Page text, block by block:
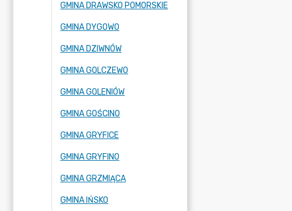
GMINA DRAWSKO POMORSKIE
GMINA DYGOWO
GMINA DZIWNÓW
GMINA GOLCZEWO
GMINA GOLENIÓW
GMINA GOŚCINO
GMINA GRYFICE
GMINA GRYFINO
GMINA GRZMIĄCA
GMINA IŃSKO